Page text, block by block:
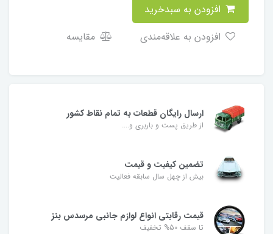
مقایسه
ارسال رایگان قطعات به تمام نقاط کشور
از طریق پست و باربری و....
تضمین کیفیت و قیمت
بیش از چهل سال سابقه فعالیت
قیمت رقابتی انواع لوازم جانبی مرسدس بنز
تا سقف 50% تخفیف